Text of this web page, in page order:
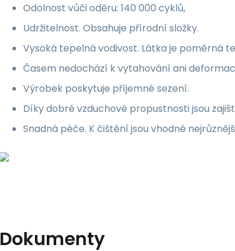
Odolnost vůči oděru: 140 000 cyklů,
Udržitelnost. Obsahuje přírodní složky.
Vysoká tepelná vodivost. Látka je poměrná
Časem nedochází k vytahování ani
Výrobek poskytuje příjemné sezení.
Díky dobré vzduchové propustnosti jsou
Snadná péče. K čištění jsou vhodné
Dokumenty